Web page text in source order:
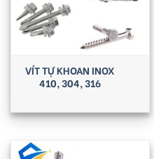
VÍT TỰ KHOAN INOX
410, 304, 316